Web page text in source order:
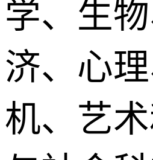
学、生
济、心
机、艺